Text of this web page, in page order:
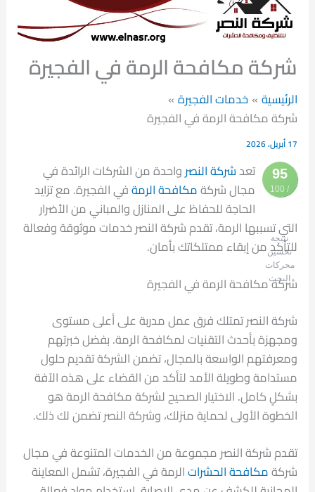
شركة مكافحة الرمة في الفجيرة
الرئيسية
خدمات الفجيرة
شركة مكافحة الرمة في الفجيرة
17 أبريل، 2026
95
/ 100
نتيجة
تحسين
محركات
البحث
تعدشركة النصر واحدة من الشركات الرائدة في
مجال شركةمكافحة الرمةفي الفجيرة. مع تزايد
الحاجة للحفاظ على المنازل والمباني من الأضرار
التي تسببها الرمة، تقدم شركة النصر خدمات موثوقة وفعالة
للتأكد من إبقاء ممتلكاتك بأمان.
شركة مكافحة الرمة في الفجيرة
شركة النصر تمتلك فرق عمل مدربة على أعلى مستوى
ومجهزة بأحدث التقنيات لمكافحة الرمة. بفضل خبرتهم
ومعرفتهم الواسعة بالمجال، تضمن الشركة تقديم حلول
مستدامة وطويلة الأمد لتأكد من القضاء على هذه الآفة
بشكلٍ كامل. الاختيار الصحيح لشركة مكافحة الرمة هو
الخطوة الأولى لحماية منزلك، وشركة النصر تضمن لك ذلك.
تقدم شركة النصر مجموعة من الخدمات المتنوعة في مجال
شركةمكافحة الحشراتالرمة في الفجيرة، تشمل المعاينة